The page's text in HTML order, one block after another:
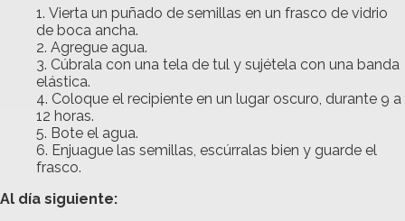
Vierta un puñado de semillas en un frasco de vidrio
de boca ancha.
Agregue agua.
Cúbrala con una tela de tul y sujétela con una banda
elástica.
Coloque el recipiente en un lugar oscuro, durante 9 a
12 horas.
Bote el agua.
Enjuague las semillas, escúrralas bien y guarde el
frasco.
Al día siguiente: